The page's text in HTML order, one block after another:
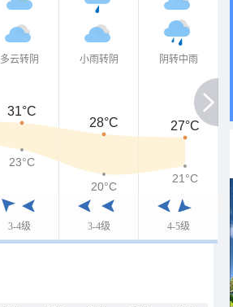
多云转阴
3-4级
小雨转阴
3-4级
阴转中雨
4-5级
31°C
28°C
27°C
23°C
20°C
21°C